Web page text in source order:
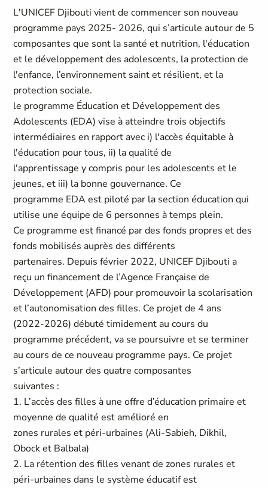
L'UNICEF Djibouti vient de commencer son nouveau
programme pays 2025- 2026, qui s’articule autour de 5
composantes que sont la santé et nutrition, l'éducation
et le développement des adolescents, la protection de
l'enfance, l’environnement saint et résilient, et la
protection sociale.
le programme Éducation et Développement des
Adolescents (EDA) vise à atteindre trois objectifs
intermédiaires en rapport avec i) l'accès équitable à
l'éducation pour tous, ii) la qualité de
l'apprentissage y compris pour les adolescents et le
jeunes, et iii) la bonne gouvernance. Ce
programme EDA est piloté par la section éducation qui
utilise une équipe de 6 personnes à temps plein.
Ce programme est financé par des fonds propres et des
fonds mobilisés auprès des différents
partenaires. Depuis février 2022, UNICEF Djibouti a
reçu un financement de l’Agence Française de
Développement (AFD) pour promouvoir la scolarisation
et l’autonomisation des filles. Ce projet de 4 ans
(2022-2026) débuté timidement au cours du
programme précédent, va se poursuivre et se terminer
au cours de ce nouveau programme pays. Ce projet
s’articule autour des quatre composantes
suivantes :
1. L’accès des filles à une offre d’éducation primaire et
moyenne de qualité est amélioré en
zones rurales et péri-urbaines (Ali-Sabieh, Dikhil,
Obock et Balbala)
2. La rétention des filles venant de zones rurales et
péri-urbaines dans le système éducatif est